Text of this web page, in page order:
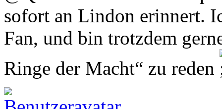
sofort an Lindon erinnert.
Fan, und bin trotzdem
Ringe der Macht“ zu reden